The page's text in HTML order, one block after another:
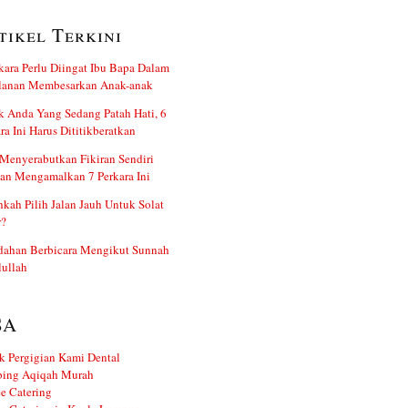
Terkini
Perlu Diingat Ibu Bapa Dalam
Membesarkan Anak-anak
Anda Yang Sedang Patah Hati, 6
Ini Harus Dititikberatkan
Fikiran Sendiri
Mengamalkan 7 Perkara Ini
Pilih Jalan Jauh Untuk Solat
Berbicara Mengikut Sunnah
Pergigian Kami Dental
Aqiqah Murah
Catering